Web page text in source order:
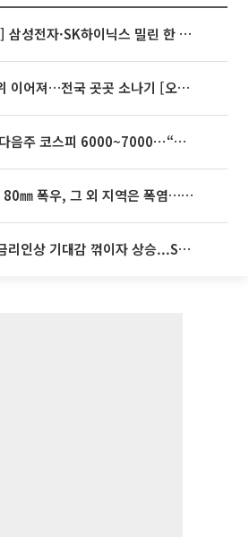
[베스트&워스트] 삼성전자·SK하이닉스 밀린 한 주…상상인증권은 85% 급등
35도 안팎 무더위 이어져…전국 곳곳 소나기 [오늘 날씨]
[주간증시전망] 다음주 코스피 6000~7000⋯“外人 수급은 정책이 변수”
동해안은 시간당 80㎜ 폭우, 그 외 지역은 폭염…‘극과 극 날씨’
뉴욕증시, 연준 금리인상 기대감 꺾이자 상승...S&P500 사상 최고치 [종합]